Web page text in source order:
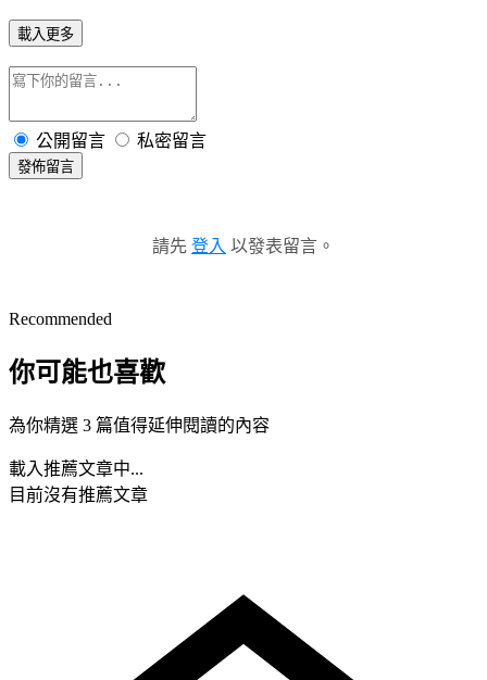
載入更多
公開留言 私密留言
發佈留言
請先 登入 以發表留言。
Recommended
你可能也喜歡
為你精選 3 篇值得延伸閱讀的內容
載入推薦文章中...
目前沒有推薦文章